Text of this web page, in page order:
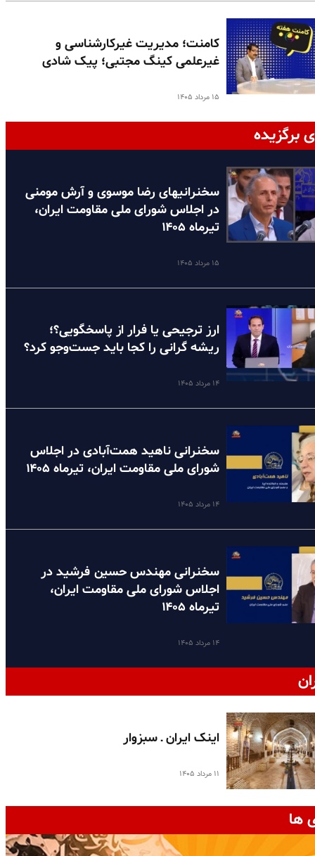
کامنت؛ مدیریت غیرکارشناسی و
غیرعلمی کینگ مجتبی؛ پیک شادی
۱۵ مرداد ۱۴۰۵
برگزیده
سخنرانیهای رضا موسوی و آرش مومنی
در اجلاس شورای ملی مقاومت ایران،
تیرماه ۱۴۰۵
۱۵ مرداد ۱۴۰۵
ارز ترجیحی یا فرار از پاسخگویی؟؛
ریشه گرانی را کجا باید جست‌وجو کرد؟
۱۴ مرداد ۱۴۰۵
سخنرانی ناهید همت‌آبادی در اجلاس
شورای ملی مقاومت ایران، تیرماه ۱۴۰۵
۱۴ مرداد ۱۴۰۵
سخنرانی مهندس حسین فرشید در
اجلاس شورای ملی مقاومت ایران،
تیرماه ۱۴۰۵
۱۴ مرداد ۱۴۰۵
اینک ایران ـ سبزوار
۱۱ مرداد ۱۴۰۵
ها